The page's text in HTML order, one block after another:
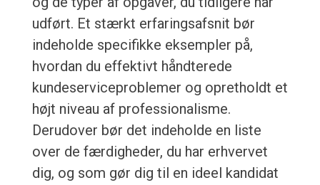
udført. Et stærkt erfaringsafsnit bør
indeholde specifikke eksempler på,
hvordan du effektivt håndterede
kundeserviceproblemer og opretholdt et
højt niveau af professionalisme.
Derudover bør det indeholde en liste
over de færdigheder, du har erhvervet
dig, og som gør dig til en ideel kandidat